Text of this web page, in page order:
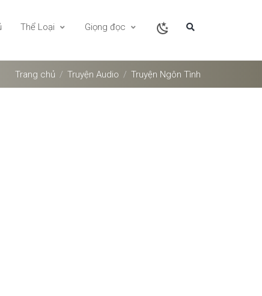
Thể Loại Giọng đọc
Trang chủ Truyện Audio Truyện Ngôn Tình